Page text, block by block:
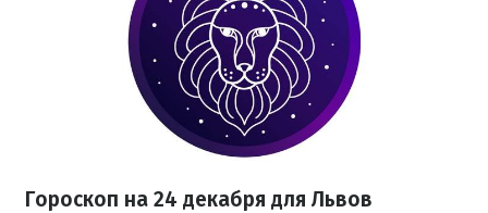
Гороскоп на 24 декабря для Львов